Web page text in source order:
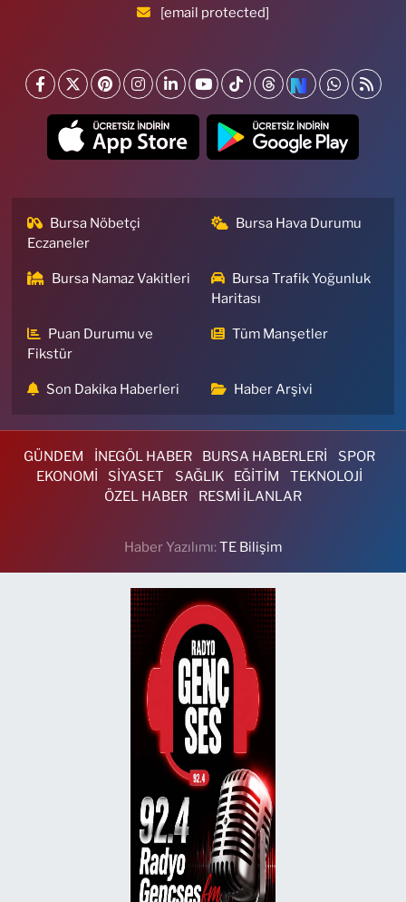
[email protected]
Bursa Nöbetçi
Eczaneler
Bursa Hava Durumu
Bursa Namaz Vakitleri
Bursa Trafik Yoğunluk
Haritası
Puan Durumu ve
Fikstür
Tüm Manşetler
Son Dakika Haberleri Haber Arşivi
GÜNDEM İNEGÖL HABER BURSA HABERLERİ
SPOR
EKONOMİ
SİYASET SAĞLIK EĞİTİM
TEKNOLOJİ
ÖZEL HABER
RESMİ İLANLAR
Haber Yazılımı:TE Bilişim